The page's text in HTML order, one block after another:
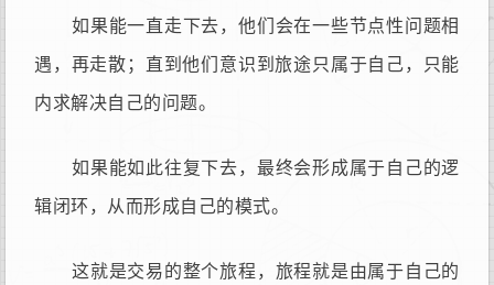
如果能一直走下去，他们会在一些节点性问题相
遇，再走散；直到他们意识到旅途只属于自己，只能
内求解决自己的问题。
如果能如此往复下去，最终会形成属于自己的逻
辑闭环，从而形成自己的模式。
这就是交易的整个旅程，旅程就是由属于自己的